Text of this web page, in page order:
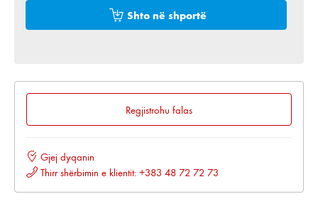
Shto në shportë
Regjistrohu falas
Gjej dyqanin
Thirr shërbimin e klientit: +383 48 72 72 73